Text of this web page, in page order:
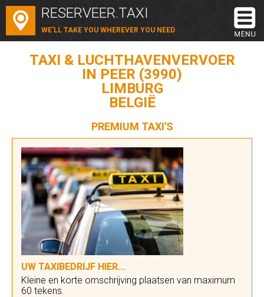
RESERVEER.TAXI
WE'LL TAKE YOU WHEREVER YOU NEED
TAXI & LUCHTHAVENVERVOER
IN PEER (3990)
LIMBURG
BELGIË
PREMIUM TAXI'S
UW TAXIBEDRIJF HIER...
Kleine en korte omschrijving plaatsen van maximum
60 tekens.